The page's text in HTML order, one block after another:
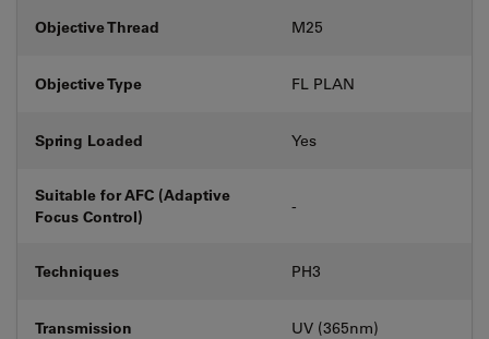
Objective Thread M25
Objective Type FL PLAN
Spring Loaded Yes
Suitable for AFC (Adaptive
Focus Control)
-
Techniques PH3
Transmission UV (365nm)